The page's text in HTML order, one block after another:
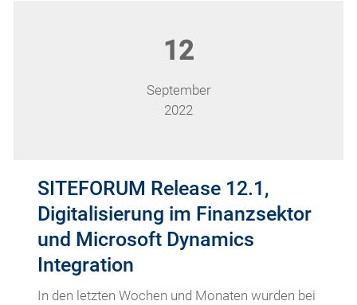
12
September
2022
SITEFORUM Release 12.1,
Digitalisierung im Finanzsektor
und Microsoft Dynamics
Integration
In den letzten Wochen und Monaten wurden bei